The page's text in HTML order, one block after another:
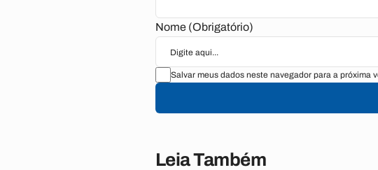
Nome (Obrigatório)
Salvar meus dados neste navegador para a próxima
Leia Também